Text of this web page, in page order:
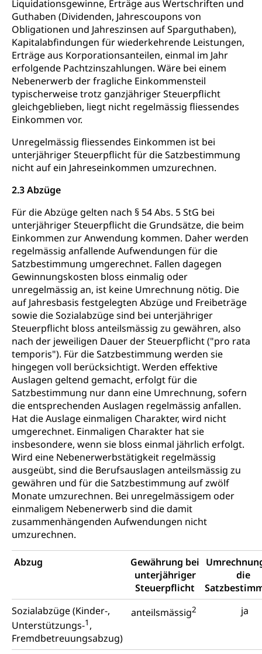
Liquidationsgewinne, Erträge aus Wertschriften und
Guthaben (Dividenden, Jahrescoupons von
Obligationen und Jahreszinsen auf Sparguthaben),
Kapitalabfindungen für wiederkehrende Leistungen,
Erträge aus Korporationsanteilen, einmal im Jahr
erfolgende Pachtzinszahlungen. Wäre bei einem
Nebenerwerb der fragliche Einkommensteil
typischerweise trotz ganzjähriger Steuerpflicht
gleichgeblieben, liegt nicht regelmässig fliessendes
Einkommen vor.
Unregelmässig fliessendes Einkommen ist bei
unterjähriger Steuerpflicht für die Satzbestimmung
nicht auf ein Jahreseinkommen umzurechnen.
2.3 Abzüge
Für die Abzüge gelten nach § 54 Abs. 5 StG bei
unterjähriger Steuerpflicht die Grundsätze, die beim
Einkommen zur Anwendung kommen. Daher werden
regelmässig anfallende Aufwendungen für die
Satzbestimmung umgerechnet. Fallen dagegen
Gewinnungskosten bloss einmalig oder
unregelmässig an, ist keine Umrechnung nötig. Die
auf Jahresbasis festgelegten Abzüge und Freibeträge
sowie die Sozialabzüge sind bei unterjähriger
Steuerpflicht bloss anteilsmässig zu gewähren, also
nach der jeweiligen Dauer der Steuerpflicht ("pro rata
temporis"). Für die Satzbestimmung werden sie
hingegen voll berücksichtigt. Werden effektive
Auslagen geltend gemacht, erfolgt für die
Satzbestimmung nur dann eine Umrechnung, sofern
die entsprechenden Auslagen regelmässig anfallen.
Hat die Auslage einmaligen Charakter, wird nicht
umgerechnet. Einmaligen Charakter hat sie
insbesondere, wenn sie bloss einmal jährlich erfolgt.
Wird eine Nebenerwerbstätigkeit regelmässig
ausgeübt, sind die Berufsauslagen anteilsmässig zu
gewähren und für die Satzbestimmung auf zwölf
Monate umzurechnen. Bei unregelmässigem oder
einmaligem Nebenerwerb sind die damit
zusammenhängenden Aufwendungen nicht
umzurechnen.
Abzug
Gewährung bei
unterjähriger
Steuerpflicht
die
Sozialabzüge (Kinder-,
Unterstützungs-1 ,
Fremdbetreuungsabzug)
anteilsmässig2 ja